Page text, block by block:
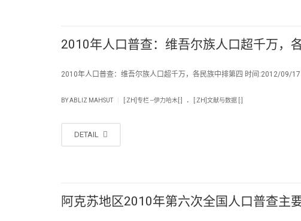
2010年人口普查：维吾尔族人口超千万，
2010年人口普查：维吾尔族人口超千万，各民族中排第四 时间:2012/
BYABLIZ MAHSUT [:ZH]专栏 --伊力哈木[:] . [:ZH]文献与数据 [:]
DETAIL
阿克苏地区2010年第六次全国人口普查主